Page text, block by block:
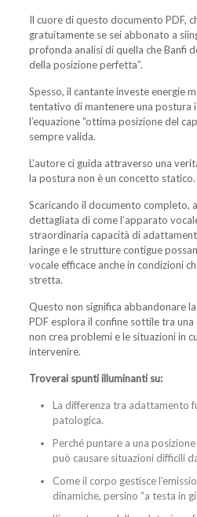
Il cuore di questo documento PDF,
gratuitamente se sei abbonato a
profonda analisi di quella che Banfi
della posizione perfetta”.
Spesso, il cantante investe energie
tentativo di mantenere una postura
l’equazione “ottima posizione del
sempre valida.
L’autore ci guida attraverso una
la postura non è un concetto statico.
Scaricando il documento completo,
dettagliata di come l’apparato
straordinaria capacità di
laringe e le strutture contigue
vocale efficace anche in condizioni
stretta.
Questo non significa abbandonare
PDF esplora il confine sottile tra
non crea problemi e le situazioni in
intervenire.
Troverai spunti illuminanti su:
La differenza tra adattamento
patologica.
Perché puntare a una
può causare situazioni difficili
Come il corpo gestisce
dinamiche, persino “a testa in